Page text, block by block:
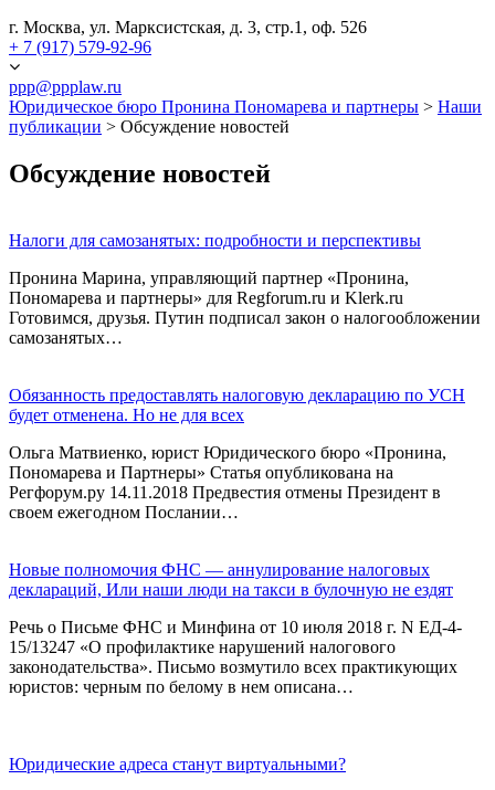
г. Москва, ул. Марксистская, д. 3, стр.1, оф. 526
+ 7 (917) 579-92-96
ppp@ppplaw.ru
Юридическое бюро Пронина Пономарева и партнеры > Наши
публикации > Обсуждение новостей
Обсуждение новостей
Налоги для самозанятых: подробности и перспективы
Пронина Марина, управляющий партнер «Пронина,
Пономарева и партнеры» для Regforum.ru и Klerk.ru
Готовимся, друзья. Путин подписал закон о налогообложении
самозанятых…
Обязанность предоставлять налоговую декларацию по УСН
будет отменена. Но не для всех
Ольга Матвиенко, юрист Юридического бюро «Пронина,
Пономарева и Партнеры» Статья опубликована на
Регфорум.ру 14.11.2018 Предвестия отмены Президент в
своем ежегодном Послании…
Новые полномочия ФНС — аннулирование налоговых
деклараций, Или наши люди на такси в булочную не ездят
Речь о Письме ФНС и Минфина от 10 июля 2018 г. N ЕД-4-
15/13247 «О профилактике нарушений налогового
законодательства». Письмо возмутило всех практикующих
юристов: черным по белому в нем описана…
Юридические адреса станут виртуальными?